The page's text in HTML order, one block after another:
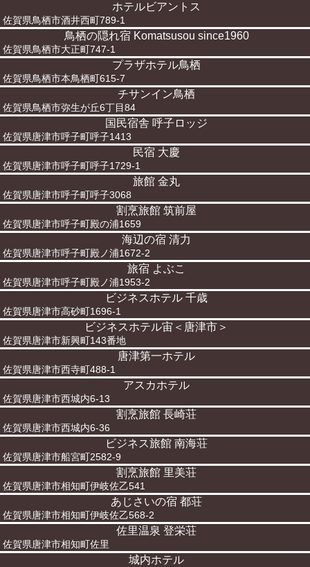
ホテルビアントス
佐賀県鳥栖市酒井西町789-1
鳥栖の隠れ宿 Komatsusou since1960
佐賀県鳥栖市大正町747-1
プラザホテル鳥栖
佐賀県鳥栖市本鳥栖町615-7
チサンイン鳥栖
佐賀県鳥栖市弥生が丘6丁目84
国民宿舎 呼子ロッジ
佐賀県唐津市呼子町呼子1413
民宿 大慶
佐賀県唐津市呼子町呼子1729-1
旅館 金丸
佐賀県唐津市呼子町呼子3068
割烹旅館 筑前屋
佐賀県唐津市呼子町殿の浦1659
海辺の宿 清力
佐賀県唐津市呼子町殿ノ浦1672-2
旅宿 よぶこ
佐賀県唐津市呼子町殿ノ浦1953-2
ビジネスホテル 千歳
佐賀県唐津市高砂町1696-1
ビジネスホテル宙＜唐津市＞
佐賀県唐津市新興町143番地
唐津第一ホテル
佐賀県唐津市西寺町488-1
アスカホテル
佐賀県唐津市西城内6-13
割烹旅館 長崎荘
佐賀県唐津市西城内6-36
ビジネス旅館 南海荘
佐賀県唐津市船宮町2582-9
割烹旅館 里美荘
佐賀県唐津市相知町伊岐佐乙541
あじさいの宿 都荘
佐賀県唐津市相知町伊岐佐乙568-2
佐里温泉 登栄荘
佐賀県唐津市相知町佐里
城内ホテル